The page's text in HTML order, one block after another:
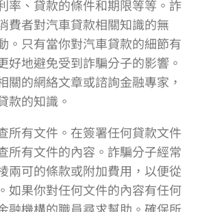
率、貸款的條件和期限等等。詐
費者對汽車貸款相關知識的無
。只有當你對汽車貸款的細節有
好地避免受到詐騙分子的影響。
關的網絡文章或諮詢金融專家，
款的知識。
所有文件。在簽署任何貸款文件
所有文件的內容。詐騙分子經常
兩可的條款或附加費用，以便從
如果你對任何文件的內容有任何